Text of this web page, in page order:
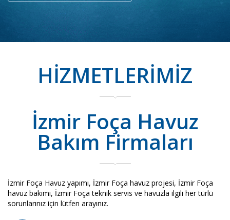
HİZMETLERİMİZ
İzmir Foça Havuz
Bakım Firmaları
İzmir Foça Havuz yapımı, İzmir Foça havuz projesi, İzmir Foça
havuz bakımı, İzmir Foça teknik servis ve havuzla ilgili her türlü
sorunlarınız için lütfen arayınız.